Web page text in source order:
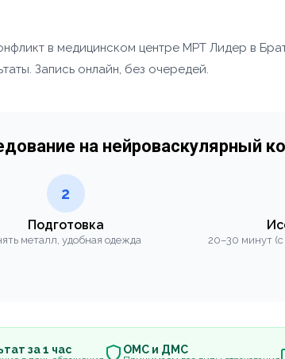
в медицинском центре МРТ Лидер в
Запись онлайн, без очередей.
на нейроваскулярный
2
Подготовка
металл, удобная одежда 20–30 минут
за 1 час ОМС и ДМС